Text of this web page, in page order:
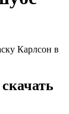
Карлсон в